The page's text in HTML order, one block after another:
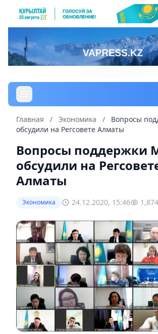
Главная / Экономика /
Вопросы
обсудили на Регсовете Алматы
Вопросы поддержки
обсудили на
Алматы
Экономика 24.12.2020, 15:46 1,874